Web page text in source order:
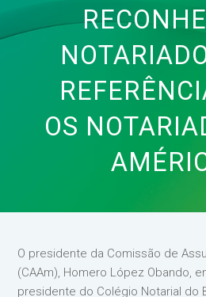
OS
O presidente da Comissão de
(CAAm), Homero López Obando,
presidente do Colégio Notarial do